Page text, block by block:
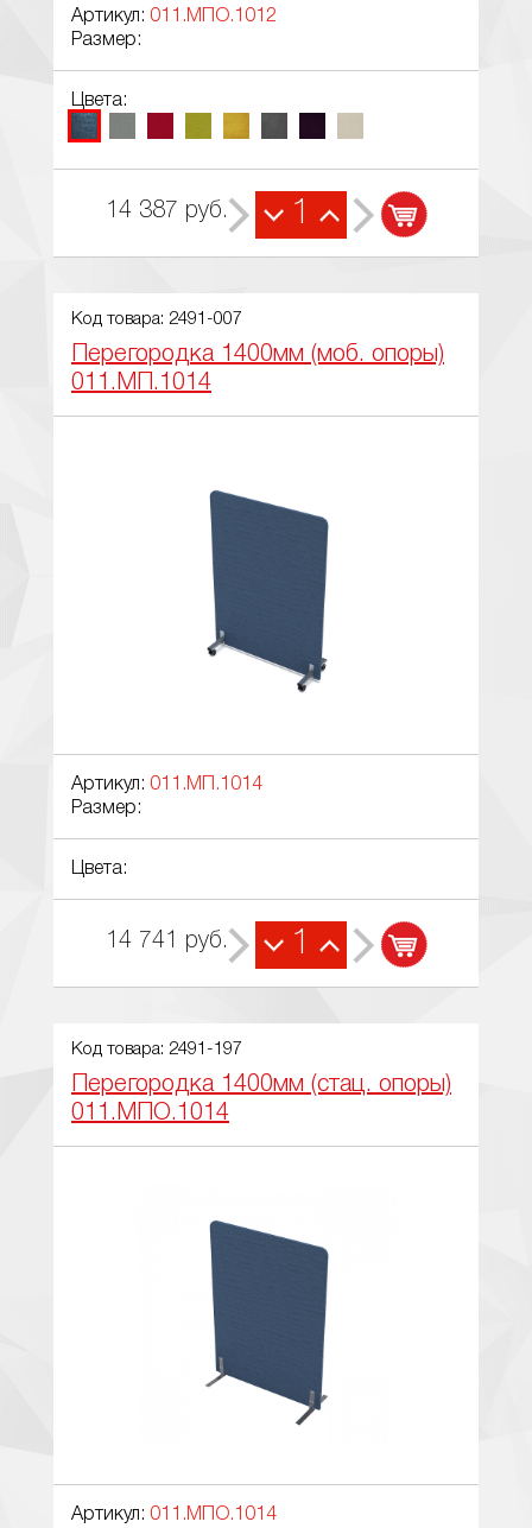
Артикул: 011.МПО.1012
Размер:
Цвета:
14 387 руб. 1
Код товара: 2491-007
Перегородка 1400мм (моб. опоры)
011.МП.1014
Артикул: 011.МП.1014
Размер:
Цвета:
14 741 руб. 1
Код товара: 2491-197
Перегородка 1400мм (стац. опоры)
011.МПО.1014
Артикул: 011.МПО.1014